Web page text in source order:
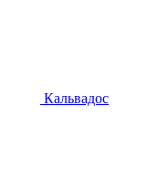
Кальвадос